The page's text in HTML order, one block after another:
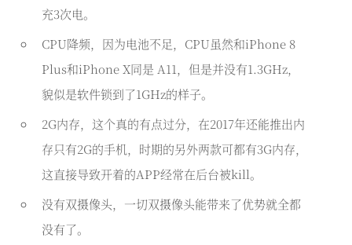
充3次电。
CPU降频，因为电池不足，CPU虽然和iPhone 8
Plus和iPhone X同是 A11，但是并没有1.3GHz，
貌似是软件锁到了1GHz的样子。
2G内存，这个真的有点过分，在2017年还能推出内
存只有2G的手机，时期的另外两款可都有3G内存，
这直接导致开着的APP经常在后台被kill。
没有双摄像头，一切双摄像头能带来了优势就全都
没有了。